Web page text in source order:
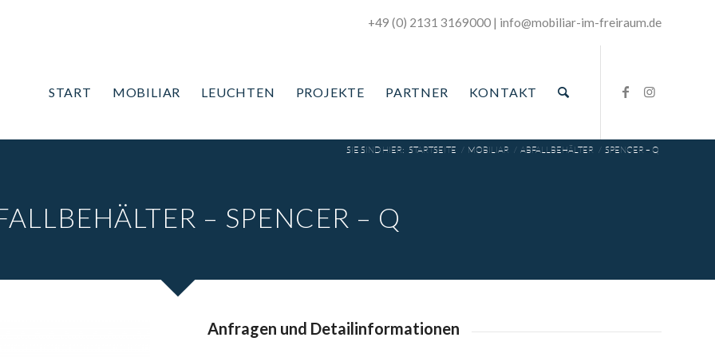
+49 (0) 2131 3169000 | ­info@mobiliar-im-freiraum.de
START MOBILIAR LEUCHTEN PROJEKTE PARTNER KONTAKT
SIE SIND HIER: STARTSEITE / MOBILIAR / ABFALLBEHÄLTER / SPENCER – Q
– SPENCER – Q
Anfragen und Detailinformationen